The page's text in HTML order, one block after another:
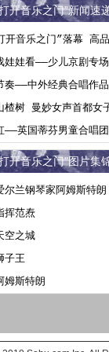
开音乐之门”新闻速
开音乐之门”落幕 高
娃娃看——少儿京剧专
奏——中外经典合唱作
楂树 曼妙女声首都女
——英国蒂芬男童合唱
开音乐之门"图片集
尔兰钢琴家阿姆斯特朗
挥范焘
空之城
子王
姆斯特朗